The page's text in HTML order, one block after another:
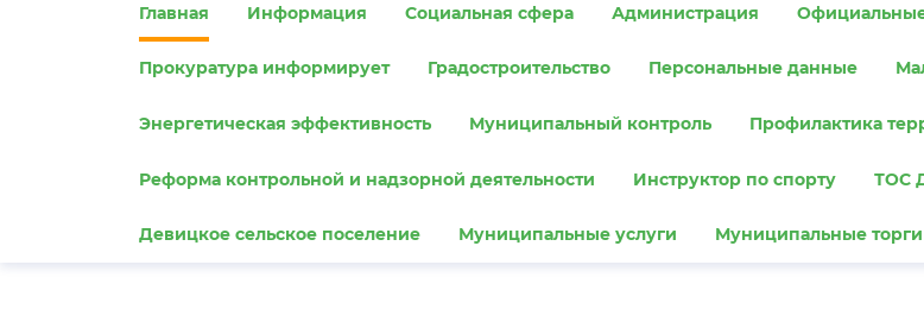
Главная Информация Социальная сфера Администрация
Прокуратура информирует Градостроительство Персональные данные
Энергетическая эффективность Муниципальный контроль Профилактика
Реформа контрольной и надзорной деятельности Инструктор по спорту ТОС
Девицкое сельское поселение Муниципальные услуги Муниципальные торги